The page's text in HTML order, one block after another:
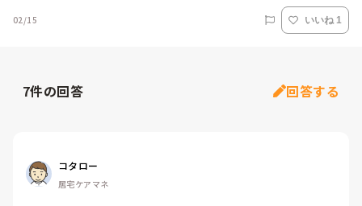
02/15 いいね 1
7件の回答 回答する
コタロー
居宅ケアマネ